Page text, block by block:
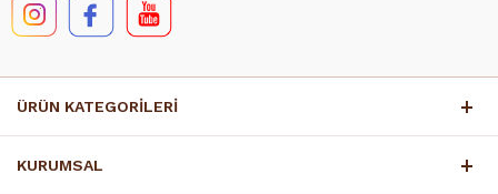
ÜRÜN KATEGORİLERİ
KURUMSAL